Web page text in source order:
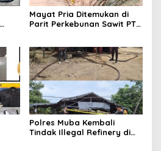
Mayat Pria Ditemukan di
Parit Perkebunan Sawit PT
Polres Muba Kembali
Tindak Illegal Refinery di